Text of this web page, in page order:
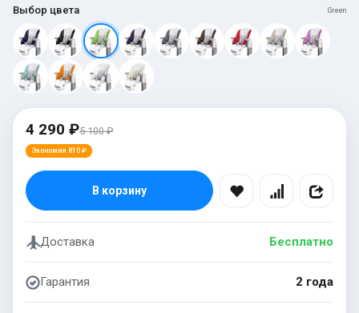
Выбор цвета Green
4 290 ₽5 100 ₽
Экономия 810 ₽
В корзину
Доставка Бесплатно
Гарантия 2 года